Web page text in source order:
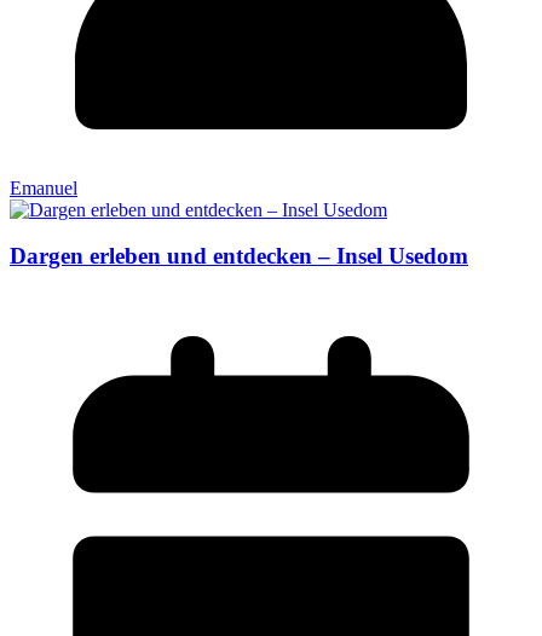
Emanuel
Dargen erleben und entdecken – Insel Usedom